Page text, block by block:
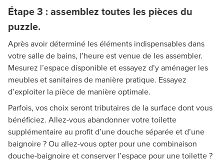
Étape 3 : assemblez toutes les pièces du
puzzle.
Après avoir déterminé les éléments indispensables dans
votre salle de bains, l’heure est venue de les assembler.
Mesurez l’espace disponible et essayez d’y aménager les
meubles et sanitaires de manière pratique. Essayez
d’exploiter la pièce de manière optimale.
Parfois, vos choix seront tributaires de la surface dont vous
bénéficiez. Allez-vous abandonner votre toilette
supplémentaire au profit d’une douche séparée et d’une
baignoire ? Ou allez-vous opter pour une combinaison
douche-baignoire et conserver l’espace pour une toilette ?